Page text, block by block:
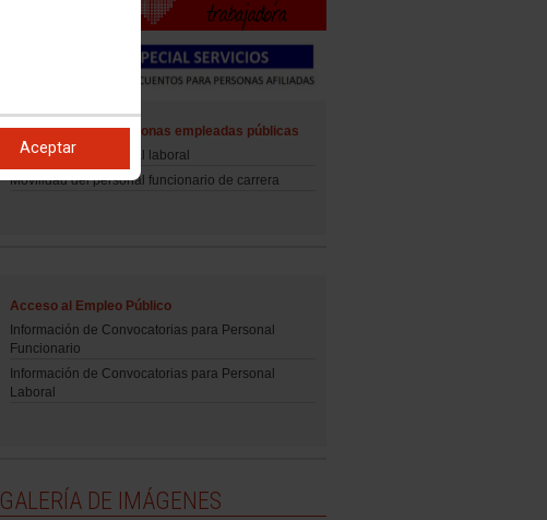
Aceptar
Movilidad de las personas empleadas públicas
Movilidad del personal laboral
Movilidad del personal funcionario de carrera
Acceso al Empleo Público
Información de Convocatorias para Personal
Funcionario
Información de Convocatorias para Personal
Laboral
GALERÍA DE IMÁGENES